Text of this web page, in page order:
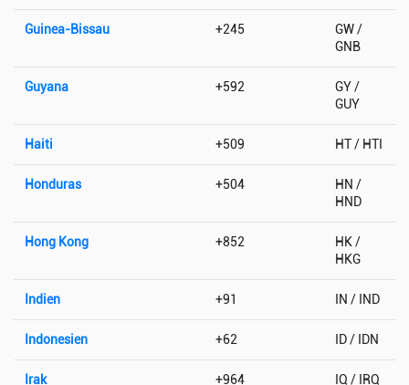
Guinea-Bissau +245
GW /
GNB
Guyana +592
GY /
GUY
Haiti +509 HT / HTI
Honduras +504
HN /
HND
Hong Kong +852
HK /
HKG
Indien +91 IN / IND
Indonesien +62 ID / IDN
Irak +964 IQ / IRQ